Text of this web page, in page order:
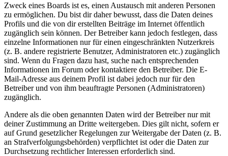
Zweck eines Boards ist es, einen Austausch mit anderen Personen
zu ermöglichen. Du bist dir daher bewusst, dass die Daten deines
Profils und die von dir erstellten Beiträge im Internet öffentlich
zugänglich sein können. Der Betreiber kann jedoch festlegen, dass
einzelne Informationen nur für einen eingeschränkten Nutzerkreis
(z. B. andere registrierte Benutzer, Administratoren etc.) zugänglich
sind. Wenn du Fragen dazu hast, suche nach entsprechenden
Informationen im Forum oder kontaktiere den Betreiber. Die E-
Mail-Adresse aus deinem Profil ist dabei jedoch nur für den
Betreiber und von ihm beauftragte Personen (Administratoren)
zugänglich.
Andere als die oben genannten Daten wird der Betreiber nur mit
deiner Zustimmung an Dritte weitergeben. Dies gilt nicht, sofern er
auf Grund gesetzlicher Regelungen zur Weitergabe der Daten (z. B.
an Strafverfolgungsbehörden) verpflichtet ist oder die Daten zur
Durchsetzung rechtlicher Interessen erforderlich sind.